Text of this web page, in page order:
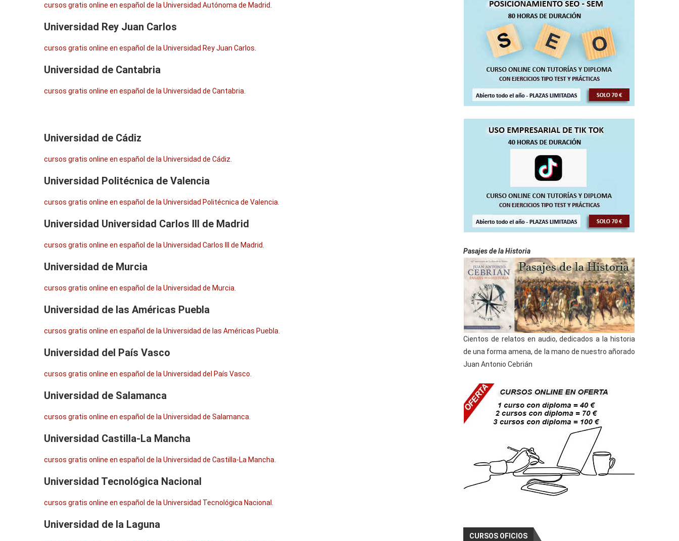
cursos gratis online en español de la Universidad Autónoma de Madrid
Universidad Rey Juan Carlos
cursos gratis online en español de la Universidad Rey Juan Carlos
Universidad de Cantabria
cursos gratis online en español de la Universidad de Cantabria
Universidad de Cádiz
cursos gratis online en español de la Universidad de Cádiz
Universidad Politécnica de Valencia
cursos gratis online en español de la Universidad Politécnica de Valencia
Universidad Universidad Carlos III de Madrid
cursos gratis online en español de la Universidad Carlos III de Madrid
Universidad de Murcia
cursos gratis online en español de la Universidad de Murcia
Universidad de las Américas Puebla
cursos gratis online en español de la Universidad de las Américas Puebla
Universidad del País Vasco
cursos gratis online en español de la Universidad del País Vasco
Universidad de Salamanca
cursos gratis online en español de la Universidad de Salamanca
Universidad Castilla-La Mancha
cursos gratis online en español de la Universidad de Castilla-La Mancha
Universidad Tecnológica Nacional
cursos gratis online en español de la Universidad Tecnológica Nacional
Universidad de la Laguna
Pasajes de la Historia
Cientos de relatos en audio, dedicados a la historia
de una forma amena, de la mano de nuestro añorado
Juan Antonio Cebrián
CURSOS OFICIOS